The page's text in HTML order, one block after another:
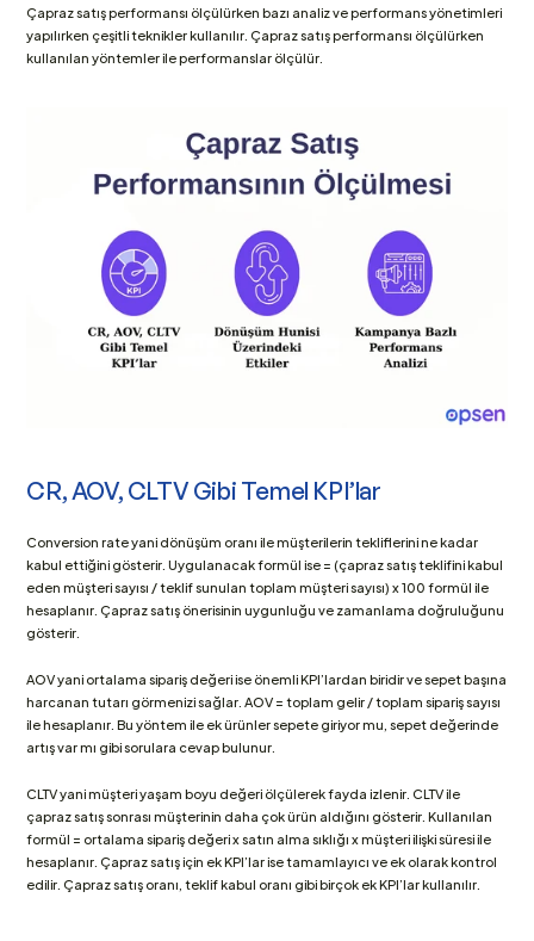
Çapraz satış performansı ölçülürken bazı analiz ve performans yönetimleri
yapılırken çeşitli teknikler kullanılır. Çapraz satış performansı ölçülürken
kullanılan yöntemler ile performanslar ölçülür.
CR, AOV, CLTV Gibi Temel KPI’lar
Conversion rate yani dönüşüm oranı ile müşterilerin tekliflerini ne kadar
kabul ettiğini gösterir. Uygulanacak formül ise = (çapraz satış teklifini kabul
eden müşteri sayısı / teklif sunulan toplam müşteri sayısı) x 100 formül ile
hesaplanır. Çapraz satış önerisinin uygunluğu ve zamanlama doğruluğunu
gösterir.
AOV yani ortalama sipariş değeri ise önemli KPI’lardan biridir ve sepet başına
harcanan tutarı görmenizi sağlar. AOV = toplam gelir / toplam sipariş sayısı
ile hesaplanır. Bu yöntem ile ek ürünler sepete giriyor mu, sepet değerinde
artış var mı gibi sorulara cevap bulunur.
CLTV yani müşteri yaşam boyu değeri ölçülerek fayda izlenir. CLTV ile
çapraz satış sonrası müşterinin daha çok ürün aldığını gösterir. Kullanılan
formül = ortalama sipariş değeri x satın alma sıklığı x müşteri ilişki süresi ile
hesaplanır. Çapraz satış için ek KPI’lar ise tamamlayıcı ve ek olarak kontrol
edilir. Çapraz satış oranı, teklif kabul oranı gibi birçok ek KPI’lar kullanılır.